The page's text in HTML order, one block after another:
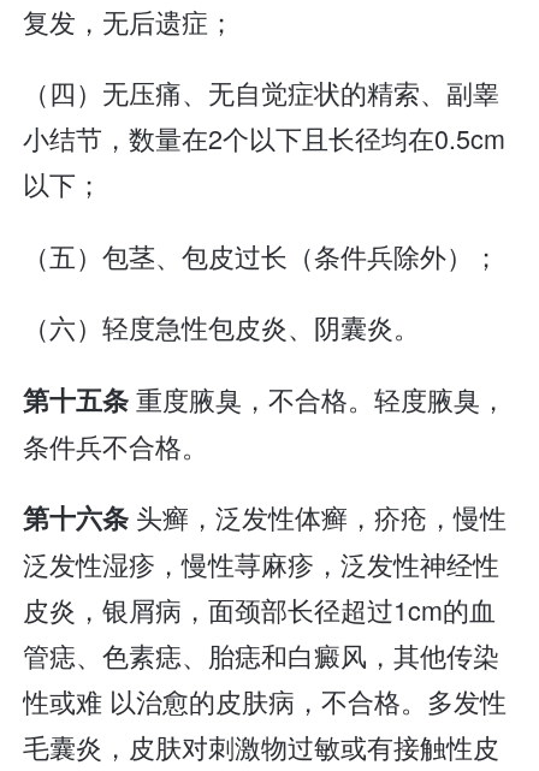
复发，无后遗症；
（四）无压痛、无自觉症状的精索、副睾
小结节，数量在2个以下且长径均在0.5cm
以下；
（五）包茎、包皮过长（条件兵除外）；
（六）轻度急性包皮炎、阴囊炎。
第十五条重度腋臭，不合格。轻度腋臭，
条件兵不合格。
第十六条 头癣，泛发性体癣，疥疮，慢性
泛发性湿疹，慢性荨麻疹，泛发性神经性
皮炎，银屑病，面颈部长径超过1cm的血
管痣、色素痣、胎痣和白癜风，其他传染
性或难 以治愈的皮肤病，不合格。多发性
毛囊炎，皮肤对刺激物过敏或有接触性皮